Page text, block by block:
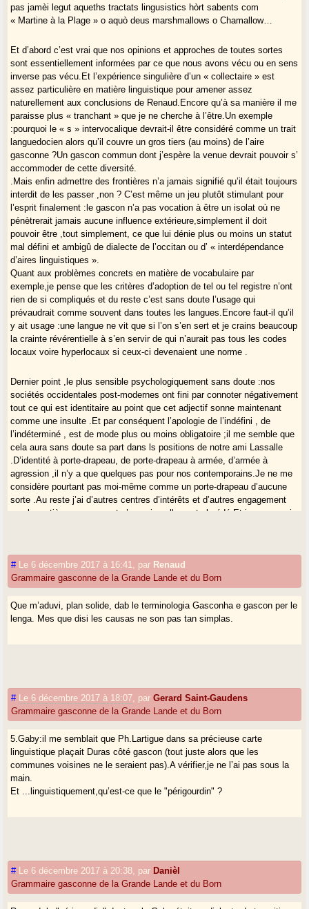
pas jamèi legut aqueths tractats lingusistics hòrt sabents com
« Martine à la Plage » o aquò deus marshmallows o Chamallow…
Et d’abord c’est vrai que nos opinions et approches de toutes sortes
sont essentiellement informées par ce que nous avons vécu ou en sens
inverse pas vécu.Et l’expérience singulière d’un « collectaire » est
assez particulière en matière linguistique pour amener assez
naturellement aux conclusions de Renaud.Encore qu’à sa manière il me
paraisse plus « tranchant » que je ne cherche à l’être.Un exemple
:pourquoi le « s » intervocalique devrait-il être considéré comme un trait
languedocien alors qu’il couvre un gros tiers (au moins) de l’aire
gasconne ?Un gascon commun dont j’espère la venue devrait pouvoir s’
accommoder de cette diversité.
.Mais enfin admettre des frontières n’a jamais signifié qu’il était toujours
interdit de les passer ,non ? C’est même un jeu plutôt stimulant pour
l’esprit finalement :le gascon n’a pas vocation à être un isolat où ne
pénètrerait jamais aucune influence extérieure,simplement il doit
pouvoir être ,tout simplement, ce que lui dénie plus ou moins un statut
mal défini et ambigû de dialecte de l’occitan ou d’ « interdépendance
d’aires linguistiques ».
Quant aux problèmes concrets en matière de vocabulaire par
exemple,je pense que les critères d’adoption de tel ou tel registre n’ont
rien de si compliqués et du reste c’est sans doute l’usage qui
prévaudrait comme souvent dans toutes les langues.Encore faut-il qu’il
y ait usage :une langue ne vit que si l’on s’en sert et je crains beaucoup
la crainte révérentielle à s’en servir de qui n’aurait pas tous les codes
locaux voire hyperlocaux si ceux-ci devenaient une norme .
Dernier point ,le plus sensible psychologiquement sans doute :nos
sociétés occidentales post-modernes ont fini par connoter négativement
tout ce qui est identitaire au point que cet adjectif sonne maintenant
comme une insulte .Et par conséquent l’apologie de l’indéfini , de
l’indéterminé , est de mode plus ou moins obligatoire ;il me semble que
cela aura sans doute sa part dans ls positions de notre ami Lassalle
.D’identité à porte-drapeau, de porte-drapeau à armée, d’armée à
agression ,il n’y a que quelques pas pour nos contemporains.Je ne me
considère pourtant pas moi-même comme un porte-drapeau d’aucune
sorte .Au reste j’ai d’autres centres d’intérêts et d’autres engagement
que la matière gasconne et n’en suis nullement obsédé.Et je me verrais
tenu jusqu’à présent à l’écart tout simplement par méfiance et hostilité
vis-à-vis de la pieuvre Facebook.Ce site est dans l’immédiateté et la
sans doute réductrice d’après ce que j’en ai vu.Mais il a réveillé
d’évidentes capacités créatrices comme les journées de Samatan l’ont
obligatoire de l’épopée cathare et ouverture mondialiste bien pensante
n’engageant pas à grand chose.
# Le 6 décembre 2017 à 16:41 par Renaud
Grammaire gasconne de la Grande Lande et du Born
Que m’aduvi, plan solide, dab le terminologia Gasconha e gascon per le
lenga. Mes que disi les causas ne son pas tan simplas.
# Le 6 décembre 2017 à 18:07 parGerard Saint-Gaudens
Grammaire gasconne de la Grande Lande et du Born
5.Gaby:il me semblait que Ph.Lartigue dans sa précieuse carte
linguistique plaçait Duras côté gascon (tout juste alors que les
communes voisines ne le seraient pas).A vérifier,je ne l’ai pas sous la
main.
Et ...linguistiquement,qu’est-ce que le "périgourdin" ?
# Le 6 décembre 2017 à 20:38 par Danièl
Grammaire gasconne de la Grande Lande et du Born